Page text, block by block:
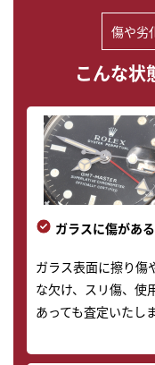
傷や劣
こんな状
ガラスに傷がある
ガラス表面に擦り傷
な欠け、スリ傷、使
あっても査定いたしま